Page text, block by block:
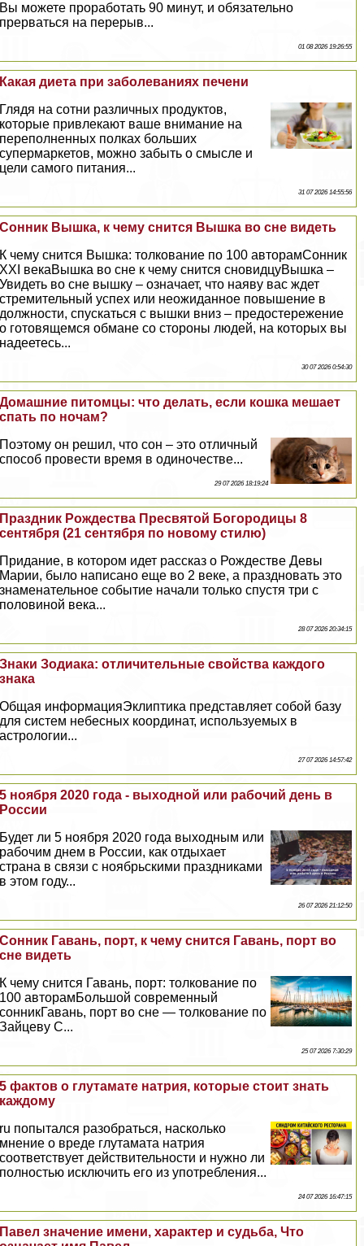
Вы можете проработать 90 минут, и обязательно
прерваться на перерыв...
01 08 2026 19:26:55
Какая диета при заболеваниях печени
Глядя на сотни различных продуктов,
которые привлекают ваше внимание на
переполненных полках больших
супермаркетов, можно забыть о смысле и
цели самого питания...
31 07 2026 14:55:56
Сонник Вышка, к чему снится Вышка во сне видеть
К чему снится Вышка: толкование по 100 авторамСонник
XXI векаВышка во сне к чему снится сновидцуВышка –
Увидеть во сне вышку – означает, что наяву вас ждет
стремительный успех или неожиданное повышение в
должности, спускаться с вышки вниз – предостережение
о готовящемся обмане со стороны людей, на которых вы
надеетесь...
30 07 2026 0:54:30
Домашние питомцы: что делать, если кошка мешает
спать по ночам?
Поэтому он решил, что сон – это отличный
способ провести время в одиночестве...
29 07 2026 18:19:24
Праздник Рождества Пресвятой Богородицы 8
сентября (21 сентября по новому стилю)
Придание, в котором идет рассказ о Рождестве Девы
Марии, было написано еще во 2 веке, а праздновать это
знаменательное событие начали только спустя три с
половиной века...
28 07 2026 20:34:15
Знаки Зодиака: отличительные свойства каждого
знака
Общая информацияЭклиптика представляет собой базу
для систем небесных координат, используемых в
астрологии...
27 07 2026 14:57:42
5 ноября 2020 года - выходной или рабочий день в
России
Будет ли 5 ноября 2020 года выходным или
рабочим днем в России, как отдыхает
страна в связи с ноябрьскими праздниками
в этом году...
26 07 2026 21:12:50
Сонник Гавань, порт, к чему снится Гавань, порт во
сне видеть
К чему снится Гавань, порт: толкование по
100 авторамБольшой современный
сонникГавань, порт во сне — толкование по
Зайцеву С...
25 07 2026 7:30:29
5 фактов о глутамате натрия, которые стоит знать
каждому
ru попытался разобраться, насколько
мнение о вреде глутамата натрия
соответствует действительности и нужно ли
полностью исключить его из употрeбления...
24 07 2026 16:47:15
Павел значение имени, хаpaктер и судьба, Что